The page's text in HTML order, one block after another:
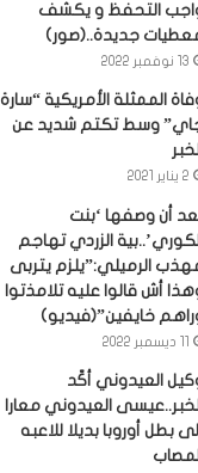
التحفظ و يكشف
جديدة..(صور)
13 نوفمبر 2022
الممثلة الأمريكية “سارة
وسط تكتم شديد عن
2 يناير 2021
أن وصفها ‘بنت
الكوري’..بية الزردي تهاجم
الرميلي:”يلزم يتربى
أش قالوا عليه تلامذتوا
خايفين”(فيديو)
العيدوني أكّد
الخبر..عيسى العيدوني معارا
إلى بطل أوروبا بديلا للاعبه
المصاب